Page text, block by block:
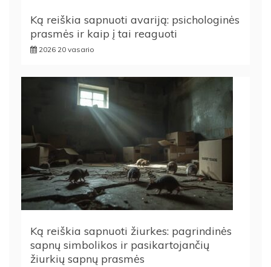
Ką reiškia sapnuoti avariją: psichologinės
prasmės ir kaip į tai reaguoti
2026 20 vasario
Ką reiškia sapnuoti žiurkes: pagrindinės
sapnų simbolikos ir pasikartojančių
žiurkių sapnų prasmės